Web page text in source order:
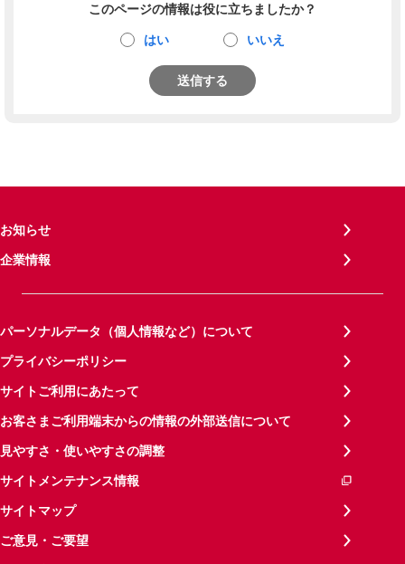
このページの情報は役に立ちましたか？
はい いいえ
送信する
お知らせ
企業情報
パーソナルデータ（個人情報など）について
プライバシーポリシー
サイトご利用にあたって
お客さまご利用端末からの情報の外部送信について
見やすさ・使いやすさの調整
サイトメンテナンス情報
サイトマップ
ご意見・ご要望